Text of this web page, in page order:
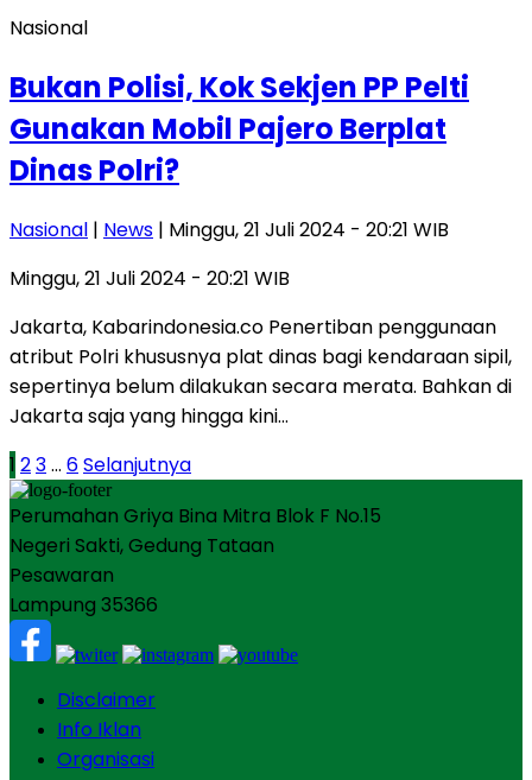
Nasional
Bukan Polisi, Kok Sekjen PP Pelti
Gunakan Mobil Pajero Berplat
Dinas Polri?
Nasional | News | Minggu, 21 Juli 2024 - 20:21 WIB
Minggu, 21 Juli 2024 - 20:21 WIB
Jakarta, Kabarindonesia.co Penertiban penggunaan
atribut Polri khususnya plat dinas bagi kendaraan sipil,
sepertinya belum dilakukan secara merata. Bahkan di
Jakarta saja yang hingga kini…
Paginasi
pos
1 23… 6Selanjutnya
Perumahan Griya Bina Mitra Blok F No.15
Negeri Sakti, Gedung Tataan
Pesawaran
Lampung 35366
Disclaimer
Info Iklan
Organisasi